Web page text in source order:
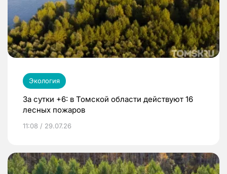
Экология
За сутки +6: в Томской области действуют 16
лесных пожаров
11:08 / 29.07.26